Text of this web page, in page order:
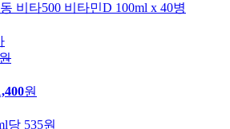
비타500 비타민D 100ml x 40병
원
당 535원